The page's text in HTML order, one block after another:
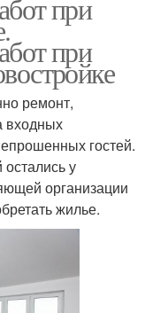
при
при
ремонт,
входных
гостей.
у
организации
жилье.